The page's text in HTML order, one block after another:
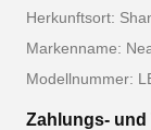
Herkunftsort:
Markenname:
Modellnummer:
Zahlungs-